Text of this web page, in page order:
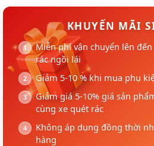
KHUYẾN MÃI
Miễn phí vận chuyển lên
rác ngồi lái
Giảm 5-10 % khi mua phụ
Giảm giá 5-10% giá sản
cùng xe quét rác
Không áp dụng đồng thời
hàng